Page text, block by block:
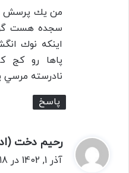
من يك پرسش
سجده هست
اينكه نوك
پاها رو كج
نادرسته مرسي
پاسخ
رحیم دخت
آذر 1, 1402 در 8:18 ب.ظ